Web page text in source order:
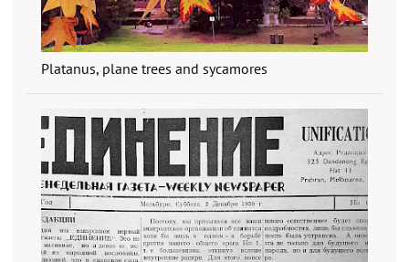
Platanus, plane trees and sycamores